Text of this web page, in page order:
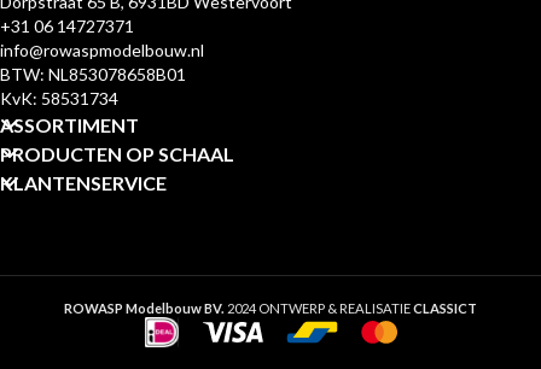
+31 06 14727371
info@rowaspmodelbouw.nl
BTW: NL853078658B01
KvK: 58531734
ASSORTIMENT
PRODUCTEN OP SCHAAL
KLANTENSERVICE
ROWASP Modelbouw BV. 2024 ONTWERP & REALISATIECLASSICT